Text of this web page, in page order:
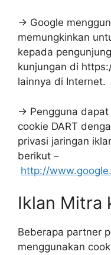
→ Google
memungkinkan
kepada
kunjungan di
lainnya di Internet.
→ Pengguna
cookie DART
privasi jaringan
berikut –
http://
Iklan Mitra
Beberapa partner
menggunakan